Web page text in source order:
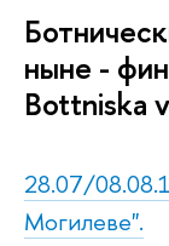
ныне -
Bottniska
28.07/
Могилеве".